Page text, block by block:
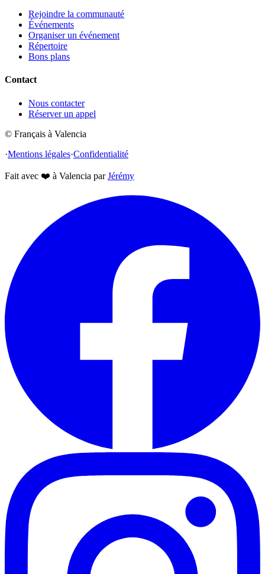
Rejoindre la communauté
Événements
Organiser un événement
Répertoire
Bons plans
Contact
Nous contacter
Réserver un appel
© Français à Valencia
·Mentions légales·Confidentialité
Fait avec ❤️ à Valencia par Jérémy